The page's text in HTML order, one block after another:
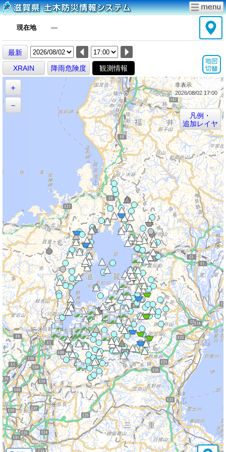
現在地 ―
最新
XRAIN
降雨危険度 観測情報
＋
－
非表示
2026/08/02 17:00
凡例・
追加レイヤ